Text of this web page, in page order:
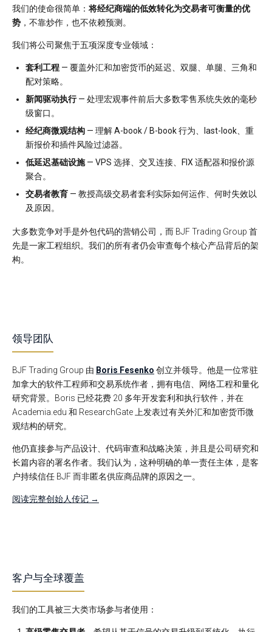
我们的使命很简单： 将经纪商端的低效转化为交易者可衡量的优
势 ，不靠炒作，也不依赖预测。
我们将公司聚焦于五项深度专业领域：
套利工程 — 覆盖外汇和加密货币的延迟、双腿、单腿、三角和
配对策略。
新闻驱动执行— 处理宏观事件前后大多数零售系统失效的毫秒
级窗口。
经纪商微观结构 — 理解 A-book / B-book 行为、last-look、重
新报价和插件风险过滤器。
低延迟基础设施— VPS 选择、交叉连接、FIX 适配器和报价源
聚合。
交易者教育 — 教授高级交易者套利实际如何运作、何时失效以
及原因。
大多数竞争对手是外包代码的营销公司，而 BJF Trading Group 首
先是一家工程组织。我们的所有者仍会审查每个核心产品背后的架
构。
领导团队
BJF Trading Group 由 Boris Fesenko 创立并领导。他是一位常驻
加拿大的软件工程师和交易系统作者，拥有电信、网络工程和量化
研究背景。Boris 已经花费 20 多年开发套利和执行软件，并在
Academia.edu 和 ResearchGate 上发表过有关外汇和加密货币微
观结构的研究。
他仍直接参与产品设计、代码审查和战略决策，并且是公司研究和
长篇内容的署名作者。我们认为，这种明确的单一责任主体，是客
户持续信任 BJF 而非匿名供应商品牌的原因之一。
阅读完整创始人传记 →
客户与全球覆盖
我们的工具被三大类市场参与者使用：